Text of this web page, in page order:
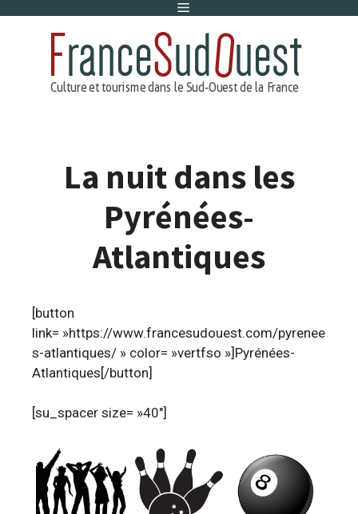
Menu
La nuit dans les
Pyrénées-
Atlantiques
[button
link= »https://www.francesudouest.com/pyrenee
s-atlantiques/ » color= »vertfso »]Pyrénées-
Atlantiques[/button]
[su_spacer size= »40″]